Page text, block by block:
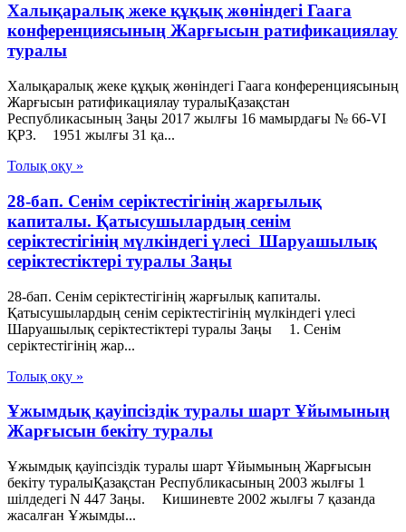
Халықаралық жеке құқық жөніндегі Гаага
конференциясының Жарғысын ратификациялау
туралы
Халықаралық жеке құқық жөніндегі Гаага конференциясының
Жарғысын ратификациялау туралыҚазақстан
Республикасының Заңы 2017 жылғы 16 мамырдағы № 66-VІ
ҚРЗ. 1951 жылғы 31 қа...
Толық оқу »
28-бап. Сенiм серiктестiгiнiң жарғылық
капиталы. Қатысушылардың сенiм
серiктестiгiнiң мүлкiндегi үлесi Шаруашылық
серіктестіктері туралы Заңы
28-бап. Сенiм серiктестiгiнiң жарғылық капиталы.
Қатысушылардың сенiм серiктестiгiнiң мүлкiндегi үлесi
Шаруашылық серіктестіктері туралы Заңы 1. Сенiм
серiктестiгiнiң жар...
Толық оқу »
Ұжымдық қауіпсіздік туралы шарт Ұйымының
Жарғысын бекіту туралы
Ұжымдық қауіпсіздік туралы шарт Ұйымының Жарғысын
бекіту туралыҚазақстан Республикасының 2003 жылғы 1
шілдедегі N 447 Заңы. Кишиневте 2002 жылғы 7 қазанда
жасалған Ұжымды...